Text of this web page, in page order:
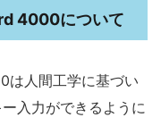
4000について
人間工学に基づい
入力ができるように